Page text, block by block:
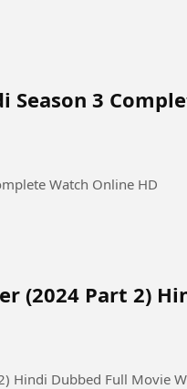
Season 3
Watch Online HD
(2024 Part 2)
Hindi Dubbed Full Movie